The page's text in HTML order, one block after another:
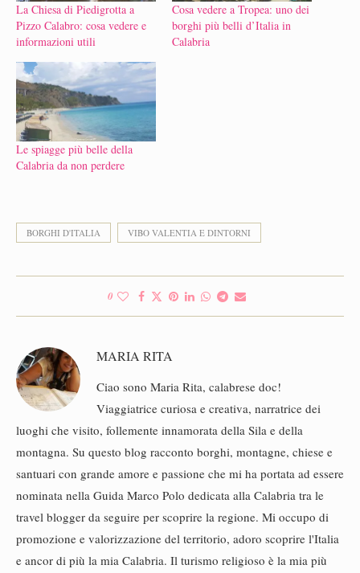
La Chiesa di Piedigrotta a
Pizzo Calabro: cosa vedere e
informazioni utili
Cosa vedere a Tropea: uno dei
borghi più belli d’Italia in
Calabria
Le spiagge più belle della
Calabria da non perdere
BORGHI D'ITALIA VIBO VALENTIA E DINTORNI
0
MARIA RITA
Ciao sono Maria Rita, calabrese doc!
Viaggiatrice curiosa e creativa, narratrice dei
luoghi che visito, follemente innamorata della Sila e della
montagna. Su questo blog racconto borghi, montagne, chiese e
santuari con grande amore e passione che mi ha portata ad essere
nominata nella Guida Marco Polo dedicata alla Calabria tra le
travel blogger da seguire per scoprire la regione. Mi occupo di
promozione e valorizzazione del territorio, adoro scoprire l'Italia
e ancor di più la mia Calabria. Il turismo religioso è la mia più